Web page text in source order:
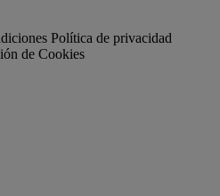
Política de privacidad
de Cookies